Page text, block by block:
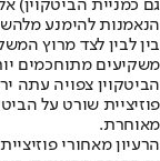
גם כמניית הביטקוין)
הנאמנות להימנע
בין לבין לצד מרוץ
משקיעים מתוחכמים
הביטקוין צפויה עתה
פוזיציית שורט על
מאוחרת.
הרעיון מאחורי